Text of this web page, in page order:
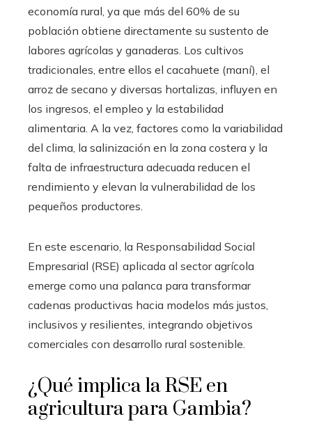
economía rural, ya que más del 60% de su
población obtiene directamente su sustento de
labores agrícolas y ganaderas. Los cultivos
tradicionales, entre ellos el cacahuete (maní), el
arroz de secano y diversas hortalizas, influyen en
los ingresos, el empleo y la estabilidad
alimentaria. A la vez, factores como la variabilidad
del clima, la salinización en la zona costera y la
falta de infraestructura adecuada reducen el
rendimiento y elevan la vulnerabilidad de los
pequeños productores.
En este escenario, la Responsabilidad Social
Empresarial (RSE) aplicada al sector agrícola
emerge como una palanca para transformar
cadenas productivas hacia modelos más justos,
inclusivos y resilientes, integrando objetivos
comerciales con desarrollo rural sostenible.
¿Qué implica la RSE en
agricultura para Gambia?